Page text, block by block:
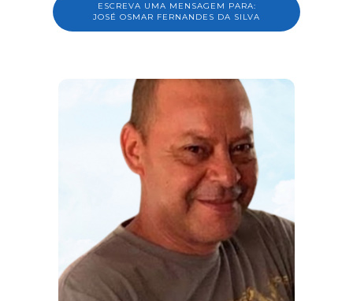
ESCREVA UMA MENSAGEM PARA:
JOSÉ OSMAR FERNANDES DA SILVA